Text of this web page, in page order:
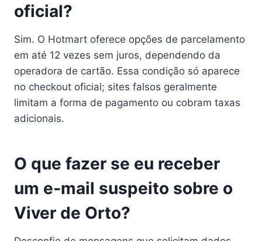
oficial?
Sim. O Hotmart oferece opções de parcelamento
em até 12 vezes sem juros, dependendo da
operadora de cartão. Essa condição só aparece
no checkout oficial; sites falsos geralmente
limitam a forma de pagamento ou cobram taxas
adicionais.
O que fazer se eu receber
um e‑mail suspeito sobre o
Viver de Orto?